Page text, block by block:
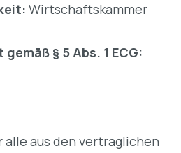
Wirtschaftskammer
§ 5 Abs. 1 ECG:
alle aus den vertraglichen